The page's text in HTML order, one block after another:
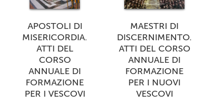
APOSTOLI DI
MISERICORDIA.
ATTI DEL
CORSO
ANNUALE DI
FORMAZIONE
PER I VESCOVI
MAESTRI DI
DISCERNIMENTO.
ATTI DEL CORSO
ANNUALE DI
FORMAZIONE
PER I NUOVI
VESCOVI